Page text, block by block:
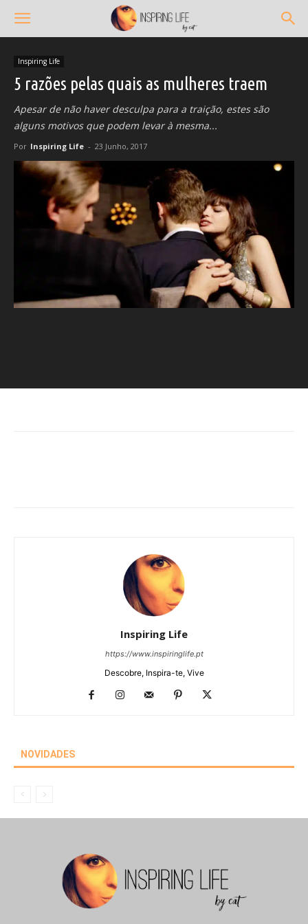
Inspiring Life
5 razões pelas quais as mulheres traem
Apesar de não haver desculpa para a traição, estes são
alguns motivos que podem levar à mesma...
Por Inspiring Life - 23 Junho, 2017
Inspiring Life
https://www.inspiringlife.pt
Descobre, Inspira-te, Vive
NOVIDADES